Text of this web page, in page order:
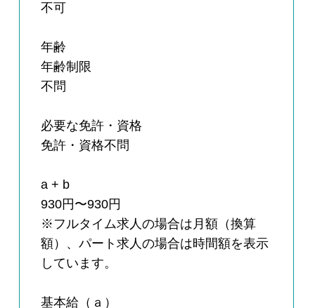
不可
年齢
年齢制限
不問
必要な免許・資格
免許・資格不問
a + b
930円〜930円
※フルタイム求人の場合は月額（換算
額）、パート求人の場合は時間額を表示
しています。
基本給（ａ）